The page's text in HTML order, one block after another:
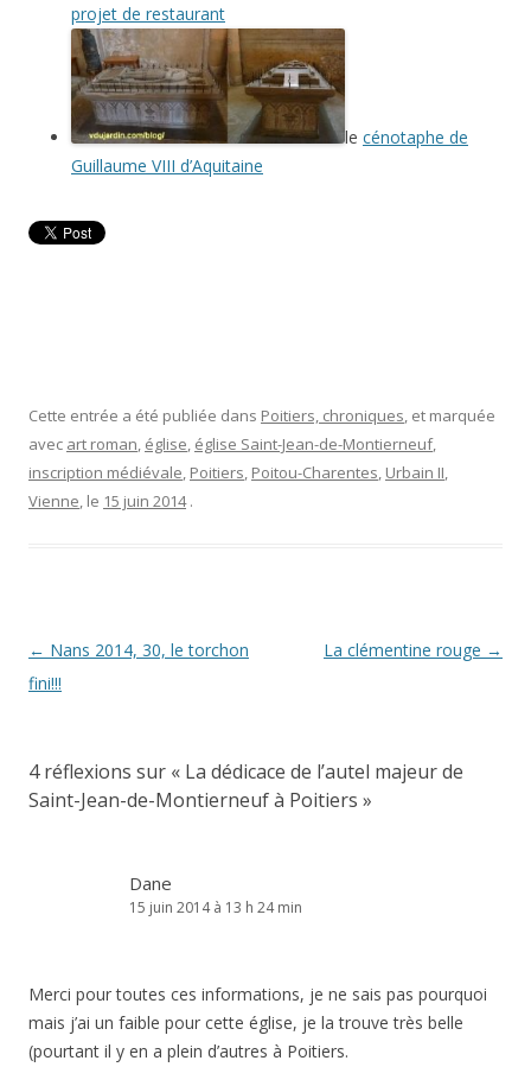
projet de restaurant
le cénotaphe de
Guillaume VIII d’Aquitaine
Cette entrée a été publiée dans Poitiers, chroniques, et marquée
avec art roman, église, église Saint-Jean-de-Montierneuf,
inscription médiévale, Poitiers, Poitou-Charentes, Urbain II,
Vienne, le 15 juin 2014 .
Navigation
des
← Nans 2014, 30, le torchon
fini!!!
La clémentine rouge →
4 réflexions sur « La dédicace de l’autel majeur de
Saint-Jean-de-Montierneuf à Poitiers »
Dane
15 juin 2014 à 13 h 24 min
Merci pour toutes ces informations, je ne sais pas pourquoi
mais j’ai un faible pour cette église, je la trouve très belle
(pourtant il y en a plein d’autres à Poitiers.